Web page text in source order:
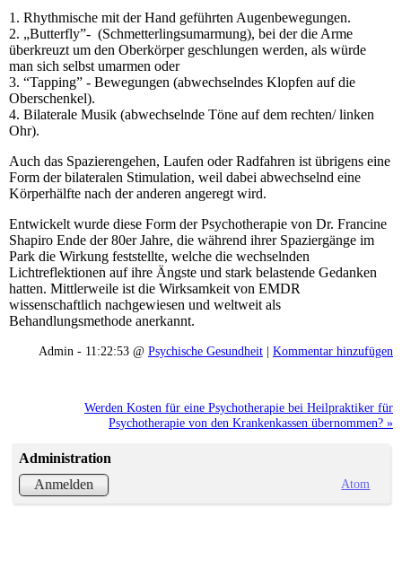
1. Rhythmische mit der Hand geführten Augenbewegungen.
2. „Butterfly”- (Schmetterlingsumarmung), bei der die Arme
überkreuzt um den Oberkörper geschlungen werden, als würde
man sich selbst umarmen oder
3. “Tapping” - Bewegungen (abwechselndes Klopfen auf die
Oberschenkel).
4. Bilaterale Musik (abwechselnde Töne auf dem rechten/ linken
Ohr).
Auch das Spazierengehen, Laufen oder Radfahren ist übrigens eine
Form der bilateralen Stimulation, weil dabei abwechselnd eine
Körperhälfte nach der anderen angeregt wird.
Entwickelt wurde diese Form der Psychotherapie von Dr. Francine
Shapiro Ende der 80er Jahre, die während ihrer Spaziergänge im
Park die Wirkung feststellte, welche die wechselnden
Lichtreflektionen auf ihre Ängste und stark belastende Gedanken
hatten. Mittlerweile ist die Wirksamkeit von EMDR
wissenschaftlich nachgewiesen und weltweit als
Behandlungsmethode anerkannt.
Admin - 11:22:53 @ Psychische Gesundheit | Kommentar hinzufügen
Werden Kosten für eine Psychotherapie bei Heilpraktiker für
Psychotherapie von den Krankenkassen übernommen? »
Administration
Anmelden
Atom